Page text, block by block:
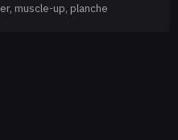
muscle-up, planche